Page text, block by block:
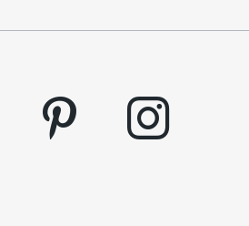
pinterest instagram